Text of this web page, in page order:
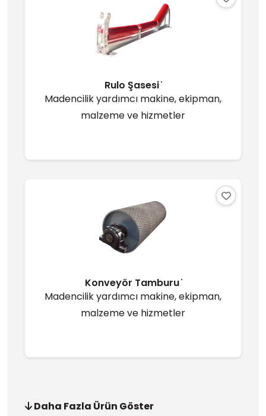
Rulo Şasesi ̇
Madencilik yardımcı makine, ekipman,
malzeme ve hizmetler
Konveyör Tamburu ̇
Madencilik yardımcı makine, ekipman,
malzeme ve hizmetler
Daha Fazla Ürün Göster